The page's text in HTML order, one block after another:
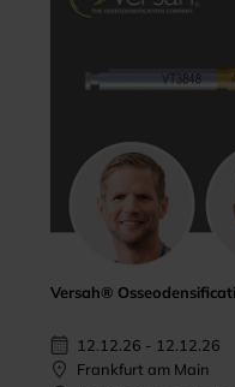
Versah®
12.12.26 - 12.12.26
Frankfurt am Main